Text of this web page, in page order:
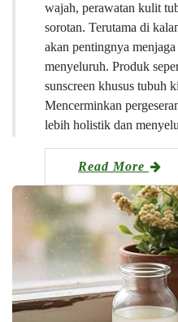
wajah, perawatan kulit
sorotan. Terutama di
akan pentingnya
menyeluruh. Produk
sunscreen khusus tubuh
Mencerminkan
lebih holistik dan
Read More